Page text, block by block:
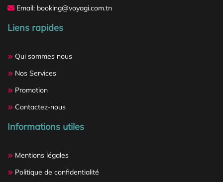
Email: booking@voyagi.com.tn
Liens rapides
Qui sommes nous
Nos Services
Promotion
Contactez-nous
Informations utiles
Mentions légales
Politique de confidentialité